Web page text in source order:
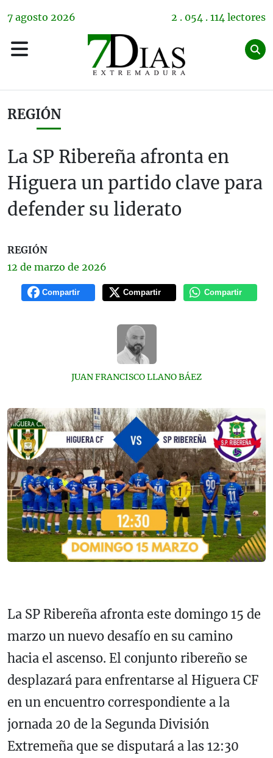
7 agosto 2026 2 . 054 . 114 lectores
REGIÓN
La SP Ribereña afronta en
Higuera un partido clave para
defender su liderato
REGIÓN
12 de marzo de 2026
Compartir Compartir Compartir
JUAN FRANCISCO LLANO BÁEZ
La SP Ribereña afronta este domingo 15 de
marzo un nuevo desafío en su camino
hacia el ascenso. El conjunto ribereño se
desplazará para enfrentarse al Higuera CF
en un encuentro correspondiente a la
jornada 20 de la Segunda División
Extremeña que se disputará a las 12:30